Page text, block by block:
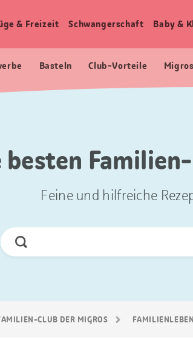
& Freizeit Schwangerschaft Baby &
Basteln Club-Vorteile
besten
Feine und hilfreiche
Jetzt
CLUB DER MIGROS FAMILIEN­LEBEN